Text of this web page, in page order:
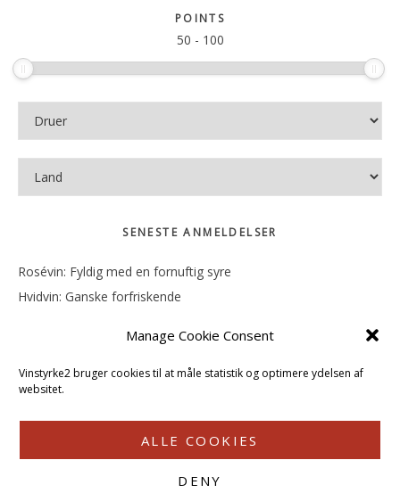
Manage Cookie Consent
Vinstyrke2 bruger cookies til at måle statistik og optimere ydelsen af
websitet.
ALLE COOKIES
DENY
POINTS
50 - 100
SENESTE ANMELDELSER
Rosévin: Fyldig med en fornuftig syre
Hvidvin: Ganske forfriskende
Hvidvin: Smørfedme og tropisk sødme
Rosévin: Blød, rund og sødladen
COPYRIGHT © 2026 · VINSTYRKE2